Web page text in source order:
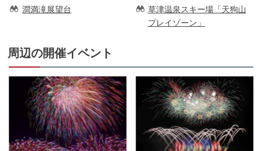
澗満滝展望台
草津温泉スキー場「天狗山
プレイゾーン」
周辺の開催イベント